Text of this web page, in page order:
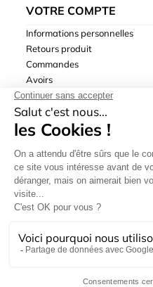
VOTRE COMPTE
Informations personnelles
Retours produit
Commandes
Avoirs
Adresses
Bons de réduction
de ventes| © Hydrodis